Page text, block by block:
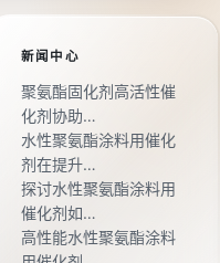
新闻中心
聚氨酯固化剂高活性催
化剂协助…
水性聚氨酯涂料用催化
剂在提升…
探讨水性聚氨酯涂料用
催化剂如…
高性能水性聚氨酯涂料